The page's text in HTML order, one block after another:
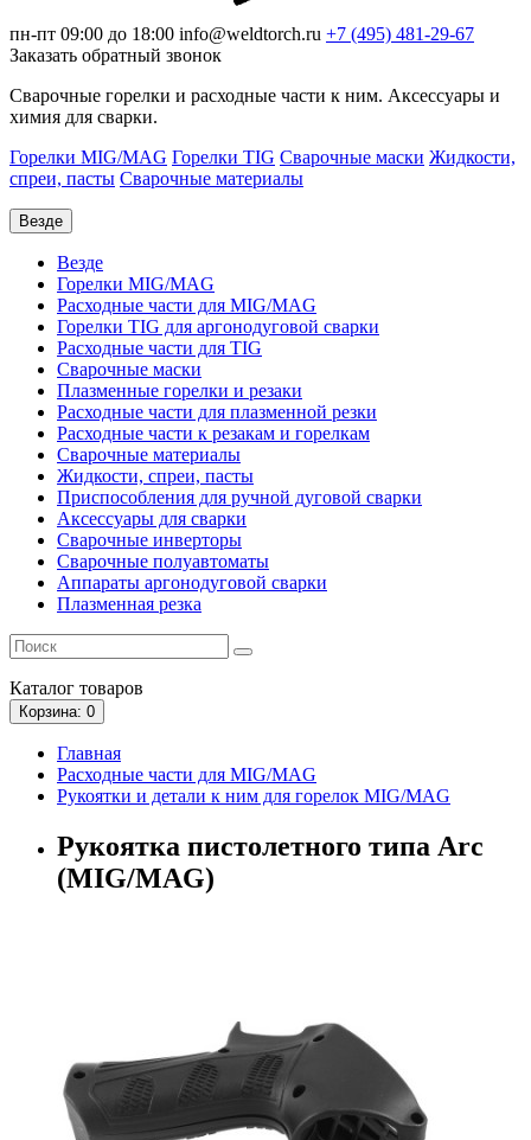
пн-пт 09:00 до 18:00 info@weldtorch.ru +7 (495) 481-29-67
Заказать обратный звонок
Сварочные горелки и расходные части к ним. Аксессуары и
химия для сварки.
Горелки MIG/MAG Горелки TIG Сварочные маски Жидкости,
спреи, пасты Сварочные материалы
Везде
Везде
Горелки MIG/MAG
Расходные части для MIG/MAG
Горелки TIG для аргонодуговой сварки
Расходные части для TIG
Сварочные маски
Плазменные горелки и резаки
Расходные части для плазменной резки
Расходные части к резакам и горелкам
Сварочные материалы
Жидкости, спреи, пасты
Приспособления для ручной дуговой сварки
Аксессуары для сварки
Сварочные инверторы
Сварочные полуавтоматы
Аппараты аргонодуговой сварки
Плазменная резка
Каталог товаров
Корзина: 0
Главная
Расходные части для MIG/MAG
Рукоятки и детали к ним для горелок MIG/MAG
Рукоятка пистолетного типа Arc
(MIG/MAG)